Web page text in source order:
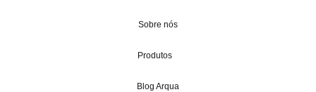
Sobre nós
Produtos
Blog Arqua